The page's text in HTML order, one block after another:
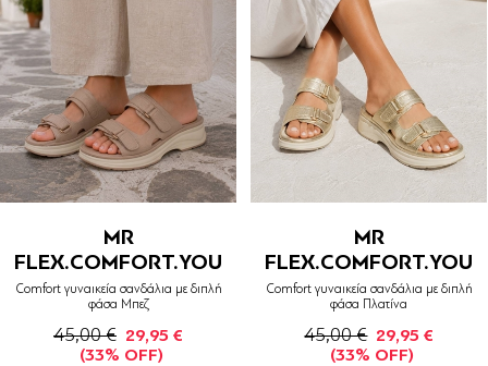
MR
FLEX.COMFORT.YOU
Comfort γυναικεία σανδάλια με διπλή
φάσα Μπεζ
45,00 € 29,95 €
(33% OFF)
MR
FLEX.COMFORT.YOU
Comfort γυναικεία σανδάλια με διπλή
φάσα Πλατίνα
45,00 € 29,95 €
(33% OFF)